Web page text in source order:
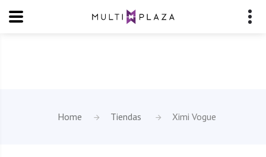
Home Tiendas Ximi Vogue